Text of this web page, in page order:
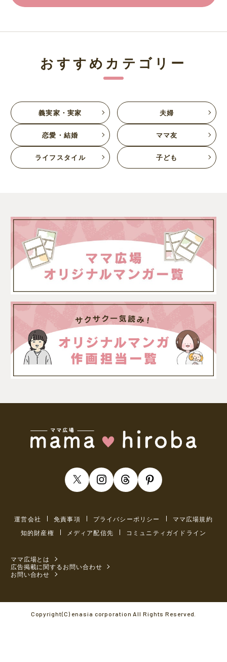
おすすめカテゴリー
義実家・実家 夫婦
恋愛・結婚 ママ友
ライフスタイル 子ども
運営会社 免責事項 プライバシーポリシー
ママ広場規約
知的財産権
メディア配信先 コミュニティガイドライン
ママ広場とは
広告掲載に関するお問い合わせ
お問い合わせ
Copyright(C) enasia corporation All Rights Reserved.